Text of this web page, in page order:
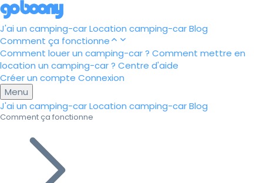
J'ai un camping-carLocation camping-carBlog
Comment ça fonctionne
Comment louer un camping-car ? Comment mettre en
location un camping-car ? Centre d'aide
Créer un compte Connexion
Menu
J'ai un camping-carLocation camping-carBlog
Comment ça fonctionne